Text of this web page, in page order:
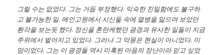
그럴 수는 없었다. 그는 거듭 부정했다. 익숙한 친밀함에도 불구하
고 불가능한 일. 메인고원에서 시신들 속에 열병을 앓으며 보았던
환각을 보는듯 했다. 정신을 혼란케했던 광경과 유사한 일들이 지금
주위에서 벌어지고 있었다. 그러나 그 악몽은 현실이 아니었다. 미
망이었다. 그는 이 광경들 역시 미혹된 마음의 장난이라 믿고 싶었